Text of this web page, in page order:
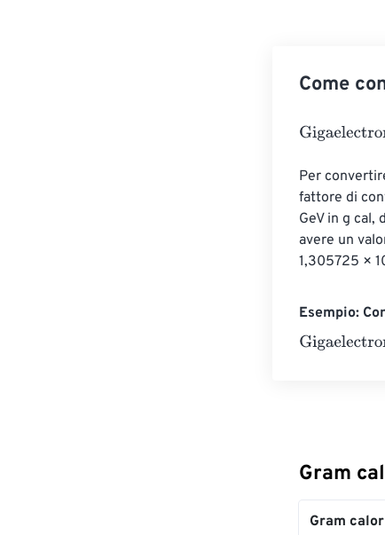
Come
Per
fattore di
GeV in g cal,
avere un
1,305725 ×
Esempio:
Gram
Gram